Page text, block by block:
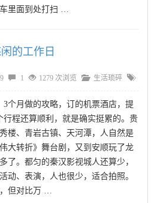
里面到处打扫 …
的工作日
1 1279 次浏览 生活琐碎
3个月做的攻略，订的机票酒店，提
行程还算顺利，就是确实挺累的。贵
楼、青岩古镇、天河潭，人自然是
大转折》舞台剧，又到安顺玩了龙
了。都匀的秦汉影视城人还算少，
动、表演，人也很少，适合拍照。
但对比万 …